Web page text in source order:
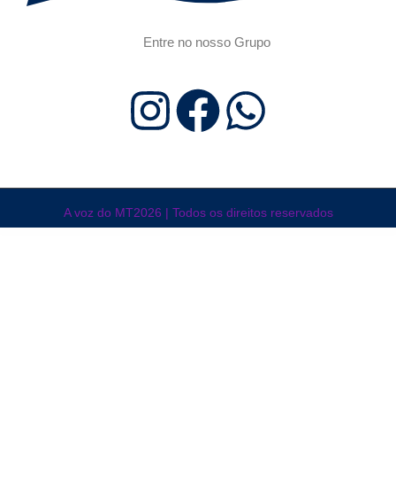
Entre no nosso Grupo
A voz do MT2026 | Todos os direitos reservados